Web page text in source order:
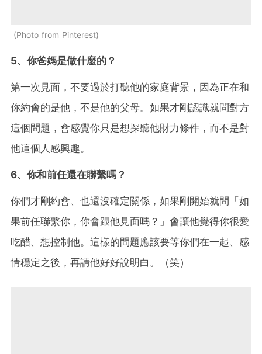
Photo from Pinterest
5、你爸媽是做什麼的？
第一次見面，不要過於打聽他的家庭背景，因為正在和
你約會的是他，不是他的父母。如果才剛認識就問對方
這個問題，會感覺你只是想探聽他財力條件，而不是對
他這個人感興趣。
6、你和前任還在聯繫嗎？
你們才剛約會、也還沒確定關係，如果剛開始就問「如
果前任聯繫你，你會跟他見面嗎？」會讓他覺得你很愛
吃醋、想控制他。這樣的問題應該要等你們在一起、感
情穩定之後，再請他好好說明白。（笑）